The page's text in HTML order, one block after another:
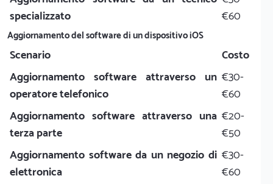
specializzato
€60
Aggiornamento del software di un dispositivo iOS
Scenario
Costo
Aggiornamento software attraverso un
operatore telefonico
€30-
€60
Aggiornamento software attraverso una
terza parte
€20-
€50
Aggiornamento software da un negozio di
elettronica
€30-
€60